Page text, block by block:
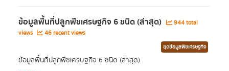
ข้อมูลพื้นที่ปลูกพืชเศรษฐกิจ 6 ชนิด (ล่าสุด)
944 total
views
46 recent views
ชุดข้อมูลพืชเศรษฐกิจ
ข้อมูลพื้นที่ปลูกพืชเศรษฐกิจ 6 ชนิด (ล่าสุด)